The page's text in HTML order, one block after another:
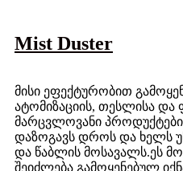
Mist Duster
მისი ეფექტურობით
ატომიზაციის, თესლისა და
მარცვლოვანი
დაზოგავს დროს და ხელს
და წაბლის მოსავალს.ეს
შეიძლება გამოყენებულ